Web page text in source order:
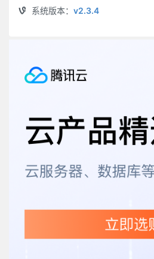
系统版本： v2.3.4